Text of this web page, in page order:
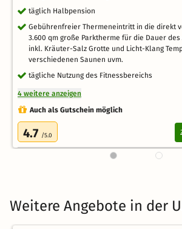
täglich Halbpension
Gebührenfreier Thermeneintritt in die direkt
3.600 qm große Parktherme für die Dauer
inkl. Kräuter-Salz Grotte und Licht-Klang
verschiedenen Saunen uvm.
tägliche Nutzung des Fitnessbereichs
4 weitere anzeigen
Auch als Gutschein möglich
4.7 /5.0
Weitere Angebote in der